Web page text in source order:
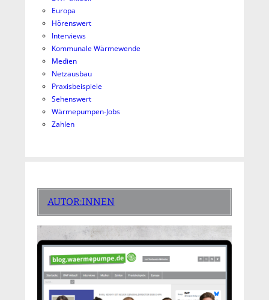
Europa
Hörenswert
Interviews
Kommunale Wärmewende
Medien
Netzausbau
Praxisbeispiele
Sehenswert
Wärmepumpen-Jobs
Zahlen
AUTOR:INNEN